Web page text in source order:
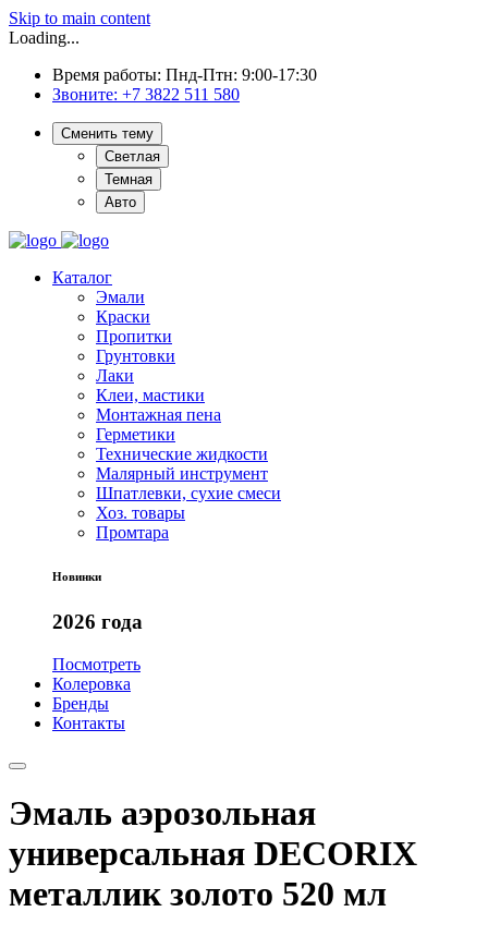
Skip to main content
Loading...
Время работы: Пнд-Птн: 9:00-17:30
Звоните: +7 3822 511 580
Сменить тему
Светлая
Темная
Авто
Каталог
Эмали
Краски
Пропитки
Грунтовки
Лаки
Клеи, мастики
Монтажная пена
Герметики
Технические жидкости
Малярный инструмент
Шпатлевки, сухие смеси
Хоз. товары
Промтара
Новинки
2026 года
Посмотреть
Колеровка
Бренды
Контакты
Эмаль аэрозольная
универсальная DECORIX
металлик золото 520 мл